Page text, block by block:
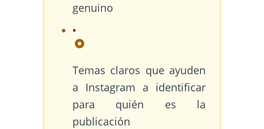
genuino
Temas claros que ayuden
a Instagram a identificar
para quién es la
publicación